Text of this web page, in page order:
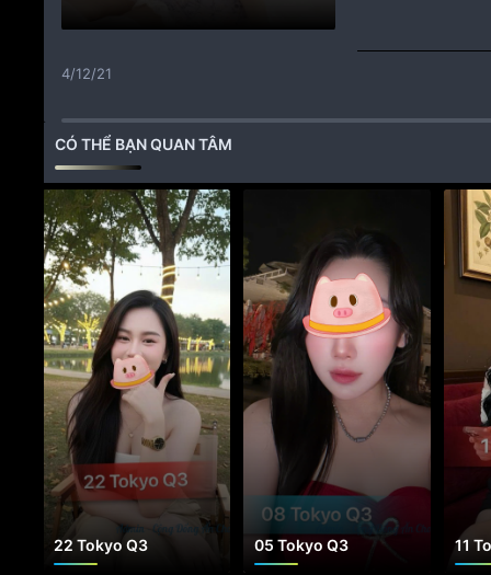
4/12/21
CÓ THỂ BẠN QUAN TÂM
22 Tokyo Q3 05 Tokyo Q3 11